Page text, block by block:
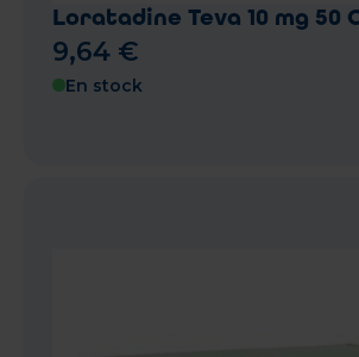
Loratadine Teva 10 mg 50
9,64 €
En stock